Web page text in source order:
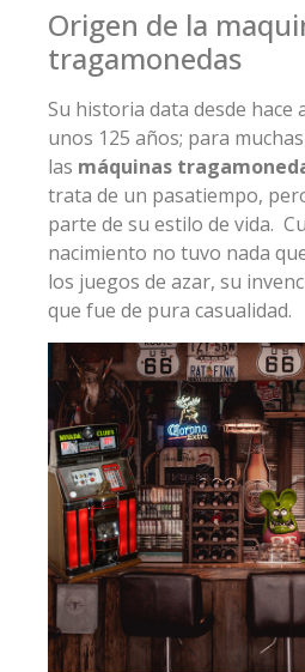
Origen de la
tragamonedas
Su historia data desde hace
unos 125 años; para
las máquinas
trata de un pasatiempo,
parte de su estilo de vida.
nacimiento no tuvo nada
los juegos de azar, su
que fue de pura casualidad.